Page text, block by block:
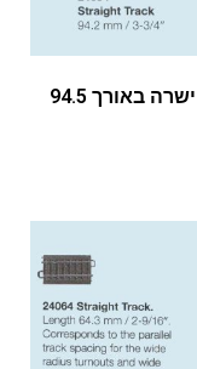
מסילה ישרה באורך 94.5